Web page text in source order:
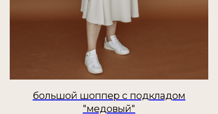
большой шоппер с подкладом
"медовый"